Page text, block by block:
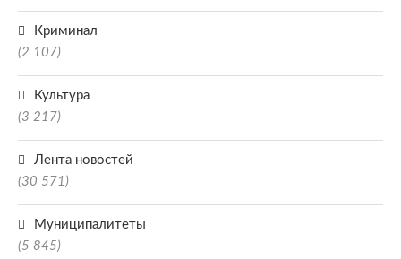
Криминал
(2 107)
Культура
(3 217)
Лента новостей
(30 571)
Муниципалитеты
(5 845)